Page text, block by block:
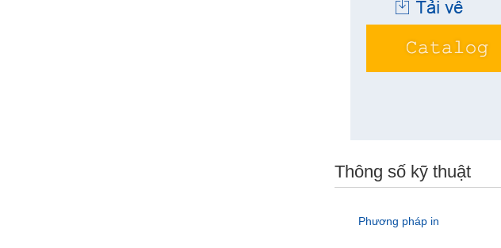
Thông số kỹ thuật
Phương pháp in